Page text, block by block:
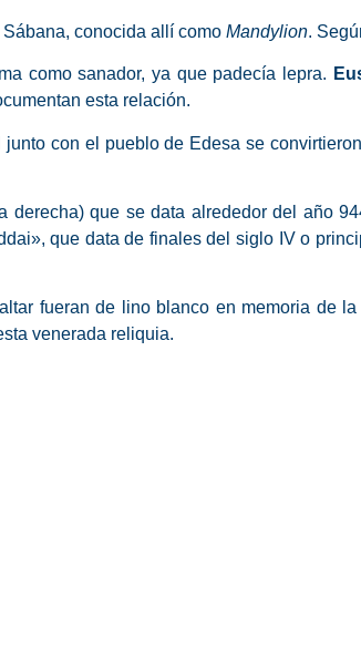
conocida allí como Mandylion.
como sanador, ya que padecía lepra.
esta relación.
con el pueblo de Edesa se
derecha) que se data alrededor del año
que data de finales del siglo IV o
fueran de lino blanco en memoria de
venerada reliquia.